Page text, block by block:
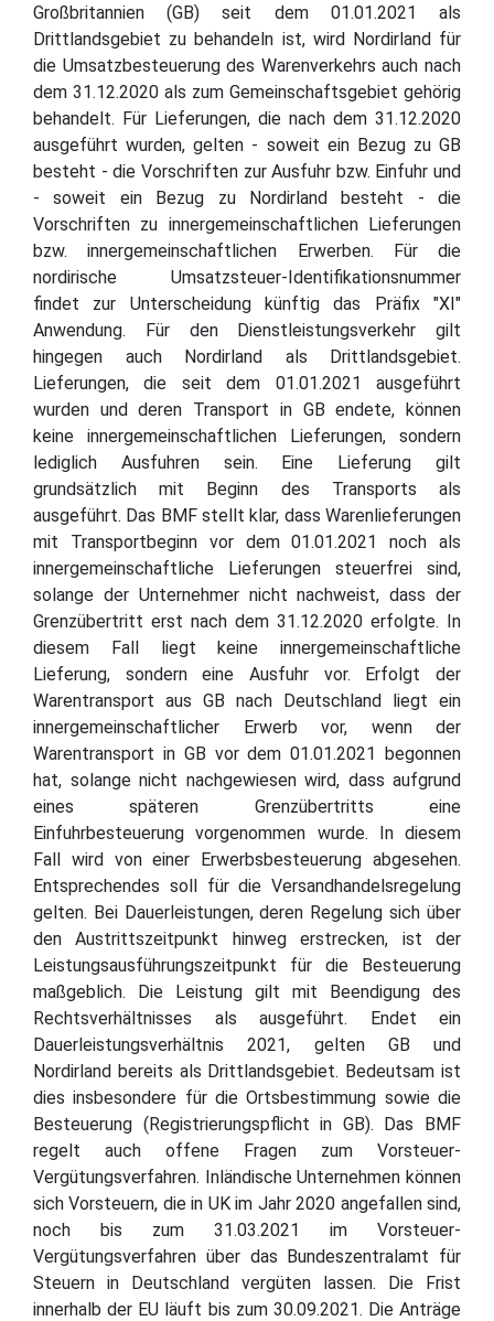
Großbritannien (GB) seit dem 01.01.2021 als
Drittlandsgebiet zu behandeln ist, wird Nordirland für
die Umsatzbesteuerung des Warenverkehrs auch nach
dem 31.12.2020 als zum Gemeinschaftsgebiet gehörig
behandelt. Für Lieferungen, die nach dem 31.12.2020
ausgeführt wurden, gelten - soweit ein Bezug zu GB
besteht - die Vorschriften zur Ausfuhr bzw. Einfuhr und
- soweit ein Bezug zu Nordirland besteht - die
Vorschriften zu innergemeinschaftlichen Lieferungen
bzw. innergemeinschaftlichen Erwerben. Für die
nordirische Umsatzsteuer-Identifikationsnummer
findet zur Unterscheidung künftig das Präfix "XI"
Anwendung. Für den Dienstleistungsverkehr gilt
hingegen auch Nordirland als Drittlandsgebiet.
Lieferungen, die seit dem 01.01.2021 ausgeführt
wurden und deren Transport in GB endete, können
keine innergemeinschaftlichen Lieferungen, sondern
lediglich Ausfuhren sein. Eine Lieferung gilt
grundsätzlich mit Beginn des Transports als
ausgeführt. Das BMF stellt klar, dass Warenlieferungen
mit Transportbeginn vor dem 01.01.2021 noch als
innergemeinschaftliche Lieferungen steuerfrei sind,
solange der Unternehmer nicht nachweist, dass der
Grenzübertritt erst nach dem 31.12.2020 erfolgte. In
diesem Fall liegt keine innergemeinschaftliche
Lieferung, sondern eine Ausfuhr vor. Erfolgt der
Warentransport aus GB nach Deutschland liegt ein
innergemeinschaftlicher Erwerb vor, wenn der
Warentransport in GB vor dem 01.01.2021 begonnen
hat, solange nicht nachgewiesen wird, dass aufgrund
eines späteren Grenzübertritts eine
Einfuhrbesteuerung vorgenommen wurde. In diesem
Fall wird von einer Erwerbsbesteuerung abgesehen.
Entsprechendes soll für die Versandhandelsregelung
gelten. Bei Dauerleistungen, deren Regelung sich über
den Austrittszeitpunkt hinweg erstrecken, ist der
Leistungsausführungszeitpunkt für die Besteuerung
maßgeblich. Die Leistung gilt mit Beendigung des
Rechtsverhältnisses als ausgeführt. Endet ein
Dauerleistungsverhältnis 2021, gelten GB und
Nordirland bereits als Drittlandsgebiet. Bedeutsam ist
dies insbesondere für die Ortsbestimmung sowie die
Besteuerung (Registrierungspflicht in GB). Das BMF
regelt auch offene Fragen zum Vorsteuer-
Vergütungsverfahren. Inländische Unternehmen können
sich Vorsteuern, die in UK im Jahr 2020 angefallen sind,
noch bis zum 31.03.2021 im Vorsteuer-
Vergütungsverfahren über das Bundeszentralamt für
Steuern in Deutschland vergüten lassen. Die Frist
innerhalb der EU läuft bis zum 30.09.2021. Die Anträge